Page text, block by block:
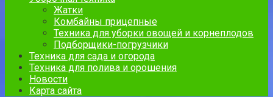
Жатки
Комбайны прицепные
Техника для уборки овощей и корнеплодов
Подборщики-погрузчики
Техника для сада и огорода
Техника для полива и орошения
Новости
Карта сайта